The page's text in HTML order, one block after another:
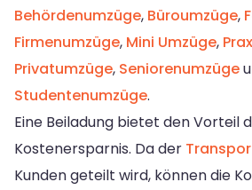
Behördenumzüge, Büroumzüge,
Firmenumzüge, Mini Umzüge,
Privatumzüge, Seniorenumzüge
Studentenumzüge.
Eine Beiladung bietet den Vorteil
Kostenersparnis. Da der
Kunden geteilt wird, können die